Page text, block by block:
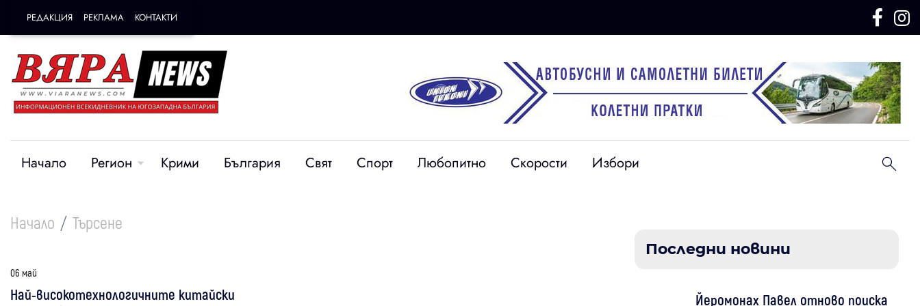
РЕДАКЦИЯ РЕКЛАМА КОНТАКТИ
Начало Регион Крими България Свят Спорт Любопитно Скорости Избори
Начало Търсене
06 май
Най-високотехнологичните китайски
Последни новини
Йеромонах Павел отново поиска